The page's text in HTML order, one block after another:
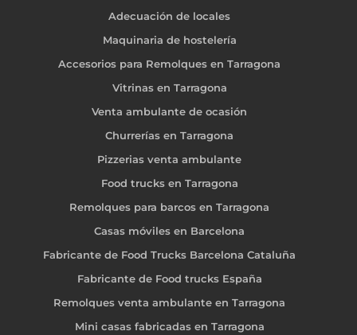
Adecuación de locales
Maquinaria de hostelería
Accesorios para Remolques en Tarragona
Vitrinas en Tarragona
Venta ambulante de ocasión
Churrerías en Tarragona
Pizzerias venta ambulante
Food trucks en Tarragona
Remolques para barcos en Tarragona
Casas móviles en Barcelona
Fabricante de Food Trucks Barcelona Cataluña
Fabricante de Food trucks España
Remolques venta ambulante en Tarragona
Mini casas fabricadas en Tarragona